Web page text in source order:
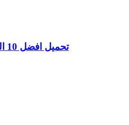
تحميل افضل 10 العاب بنات للأندوريد